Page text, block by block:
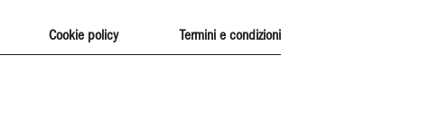
Cookie policy Termini e condizioni